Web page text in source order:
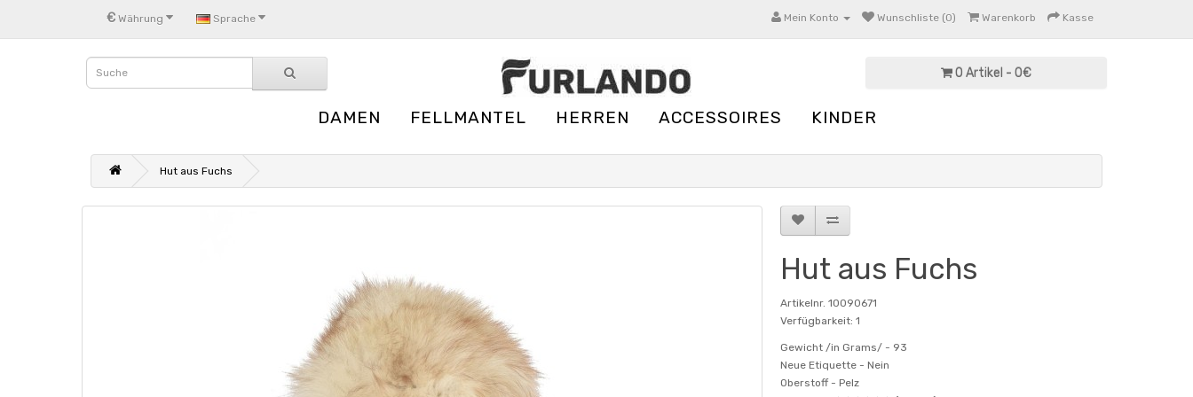
€ Währung Sprache Mein Konto Wunschliste (0) Warenkorb Kasse
0 Artikel - 0€
DAMEN FELLMANTEL HERREN ACCESSOIRES KINDER
Hut aus Fuchs
Hut aus Fuchs
Artikelnr. 10090671
Verfügbarkeit: 1
Gewicht /in Grams/ - 93
Neue Etiquette - Nein
Oberstoff - Pelz